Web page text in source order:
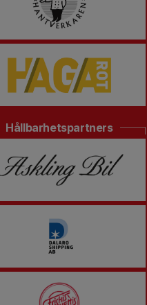
Hållbarhetspartners